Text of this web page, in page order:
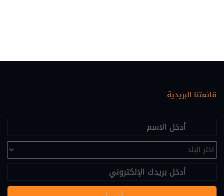
عقاري (30)
علم النفس (25)
تحكيم (24)
عقود دولية (24)
نصوص قانونية (20)
قائمتنا البريدية